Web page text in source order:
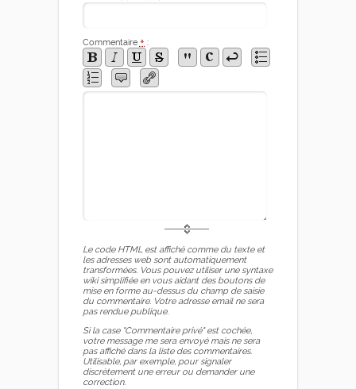
Commentaire * :
Le code HTML est affiché comme du texte et
les adresses web sont automatiquement
transformées. Vous pouvez utiliser une syntaxe
wiki simplifiée en vous aidant des boutons de
mise en forme au-dessus du champ de saisie
du commentaire. Votre adresse email ne sera
pas rendue publique.
Si la case "Commentaire privé" est cochée,
votre message me sera envoyé mais ne sera
pas affiché dans la liste des commentaires.
Utilisable, par exemple, pour signaler
discrètement une erreur ou demander une
correction.